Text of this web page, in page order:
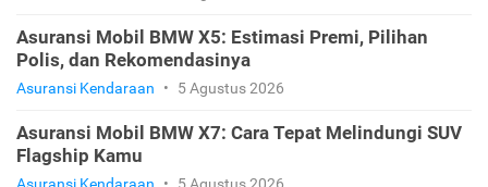
Asuransi Mobil BMW X5: Estimasi Premi, Pilihan
Polis, dan Rekomendasinya
Asuransi Kendaraan • 5 Agustus 2026
Asuransi Mobil BMW X7: Cara Tepat Melindungi SUV
Flagship Kamu
Asuransi Kendaraan • 5 Agustus 2026